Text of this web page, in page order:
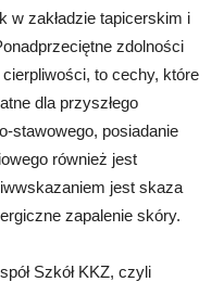
w zakładzie tapicerskim i
zdolności
to cechy, które
dla przyszłego
stawowego, posiadanie
również jest
jest skaza
zapalenie skóry.
Szkół KKZ, czyli